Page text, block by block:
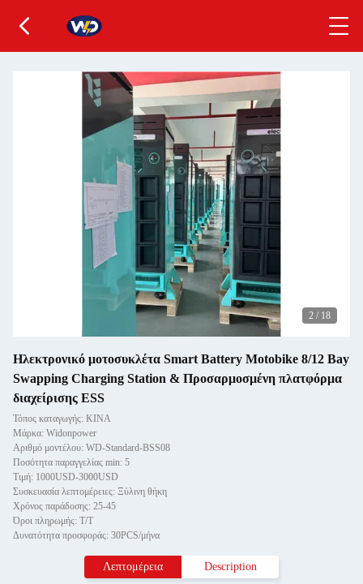
2 / 18
Ηλεκτρονικό μοτοσυκλέτα Smart Battery Motobike 8/12 Bay
Swapping Charging Station & Προσαρμοσμένη πλατφόρμα
διαχείρισης ESS
Τόπος καταγωγής: ΚΙΝΑ
Μάρκα: Widonpower
Αριθμό μοντέλου: WD-Standard-BSS08
Ποσότητα παραγγελίας min: 5
Τιμή: 1000USD-3000USD
Συσκευασία λεπτομέρειες: Ξύλινη θήκη
Χρόνος παράδοσης: 25-45
Όροι πληρωμής: T/T
Δυνατότητα προσφοράς: 30PCS/μήνα
Λεπτομέρεια Description